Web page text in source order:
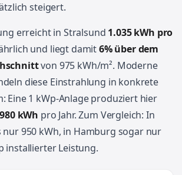
steigert.
erreicht in Stralsund 1.035 kWh pro
und liegt damit6% über dem
von 975 kWh/m². Moderne
diese Einstrahlung in konkrete
Eine 1 kWp-Anlage produziert hier
980 kWh pro Jahr. Zum Vergleich: In
nur 950 kWh, in Hamburg sogar nur
installierter Leistung.